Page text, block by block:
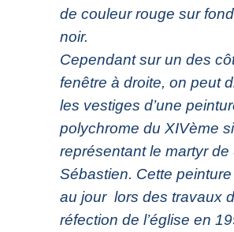
de couleur rouge sur
noir.
Cependant sur un des
fenêtre à droite, on peut
les vestiges d’une
polychrome du XIVème
représentant le martyr de
Sébastien. Cette
au jour lors des travaux
réfection de l’église en